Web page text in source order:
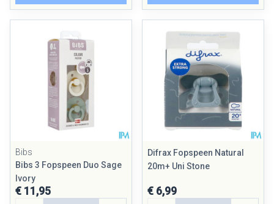
Bibs
Bibs 3 Fopspeen Duo Sage
Ivory
€ 11,95
Difrax Fopspeen Natural
20m+ Uni Stone
€ 6,99